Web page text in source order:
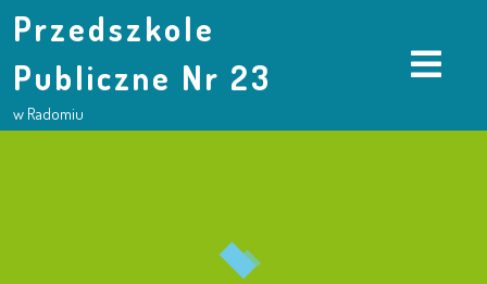
Przedszkole
Publiczne Nr 23
w Radomiu